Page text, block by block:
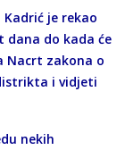
je rekao
dana do kada će
Nacrt zakona o
i vidjeti
nekih